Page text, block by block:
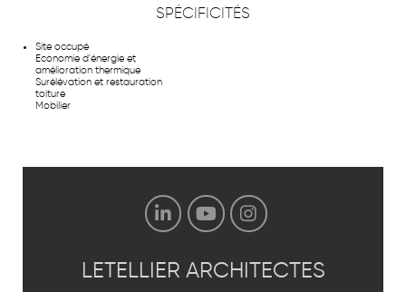
SPÉCIFICITÉS
Site occupé
Economie d'énergie et
amélioration thermique
Surélévation et restauration
toiture
Mobilier
LETELLIER ARCHITECTES